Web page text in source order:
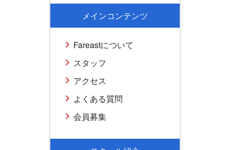
メインコンテンツ
Fareastについて
スタッフ
アクセス
よくある質問
会員募集